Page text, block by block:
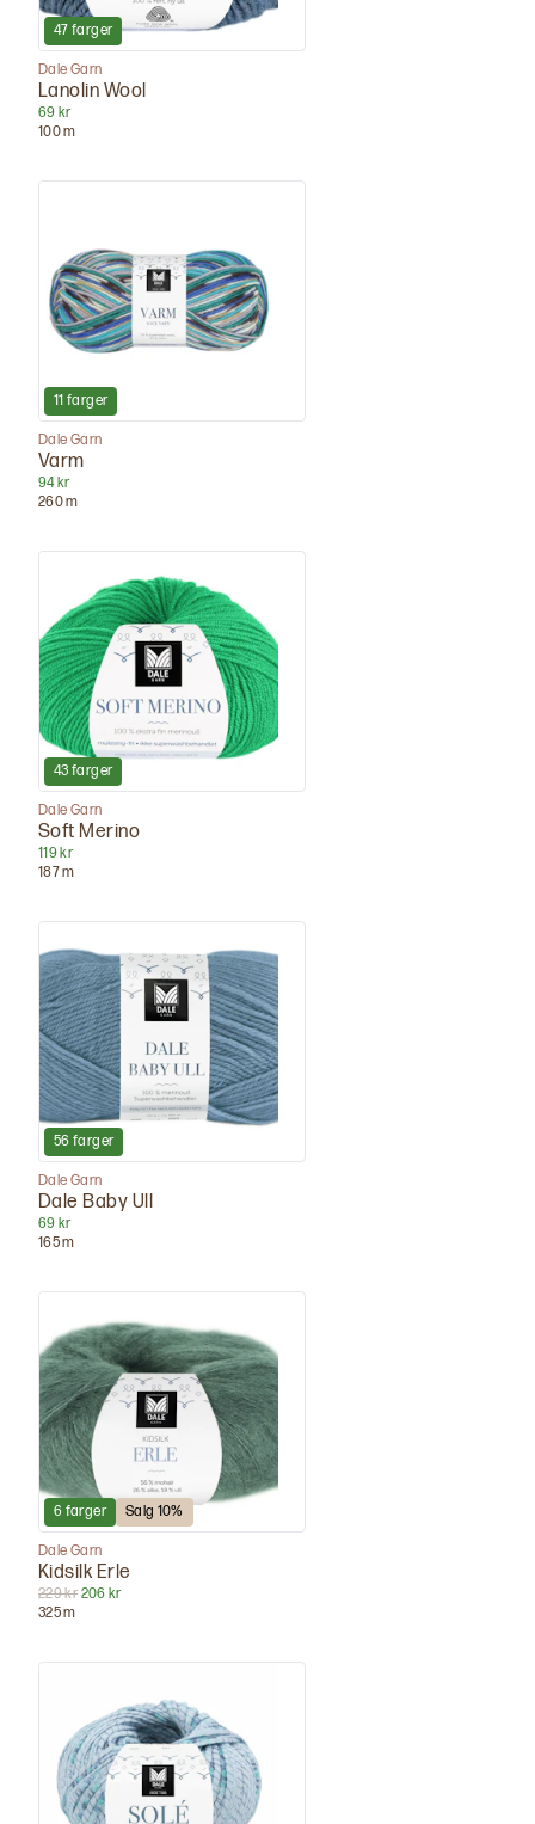
47 farger
Dale Garn
Lanolin Wool
69 kr
100m
11 farger
Dale Garn
Varm
94 kr
260m
43 farger
Dale Garn
Soft Merino
119 kr
187m
56 farger
Dale Garn
Dale Baby Ull
69 kr
165m
6 farger Salg 10%
Dale Garn
Kidsilk Erle
229 kr 206 kr
325m